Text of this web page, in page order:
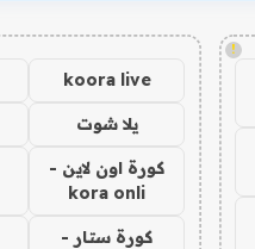
!
koora live
يلا شوت
كورة اون لاين -
kora onli
كورة ستار -